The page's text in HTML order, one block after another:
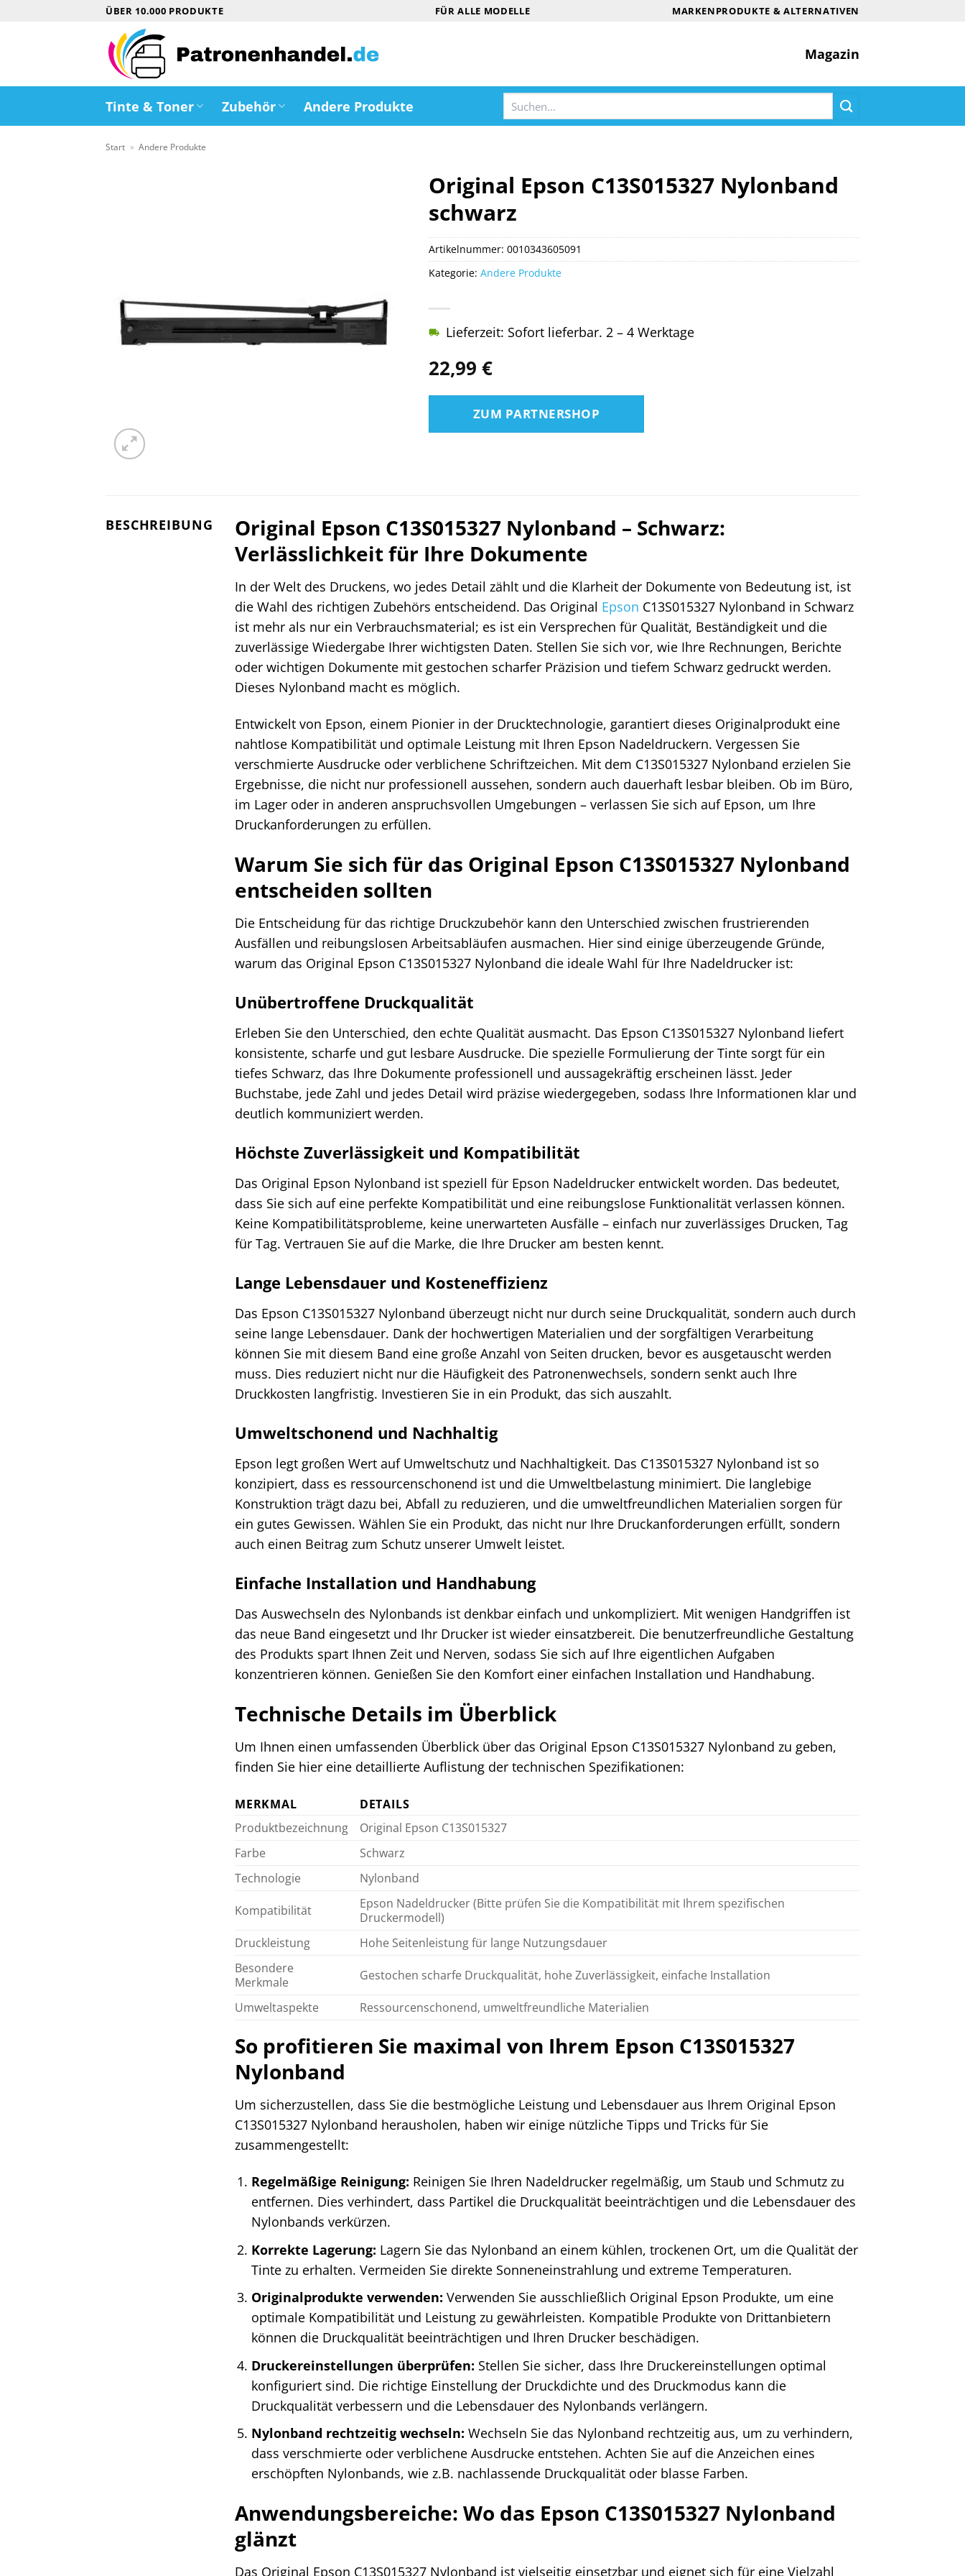
ÜBER 10.000 PRODUKTE FÜR ALLE MODELLE MARKENPRODUKTE & ALTERNATIVEN
Magazin
Tinte & Toner Zubehör Andere Produkte
Suchen
nach:
Start » Andere Produkte
Original Epson C13S015327 Nylonband
schwarz
22,99 €
Lieferzeit: Sofort lieferbar. 2 – 4 Werktage
ZUM PARTNERSHOP
Artikelnummer: 0010343605091
Kategorie: Andere Produkte
BESCHREIBUNG
Original Epson C13S015327 Nylonband – Schwarz:
Verlässlichkeit für Ihre Dokumente
In der Welt des Druckens, wo jedes Detail zählt und die Klarheit der Dokumente von Bedeutung ist, ist
die Wahl des richtigen Zubehörs entscheidend. Das Original Epson C13S015327 Nylonband in Schwarz
ist mehr als nur ein Verbrauchsmaterial; es ist ein Versprechen für Qualität, Beständigkeit und die
zuverlässige Wiedergabe Ihrer wichtigsten Daten. Stellen Sie sich vor, wie Ihre Rechnungen, Berichte
oder wichtigen Dokumente mit gestochen scharfer Präzision und tiefem Schwarz gedruckt werden.
Dieses Nylonband macht es möglich.
Entwickelt von Epson, einem Pionier in der Drucktechnologie, garantiert dieses Originalprodukt eine
nahtlose Kompatibilität und optimale Leistung mit Ihren Epson Nadeldruckern. Vergessen Sie
verschmierte Ausdrucke oder verblichene Schriftzeichen. Mit dem C13S015327 Nylonband erzielen Sie
Ergebnisse, die nicht nur professionell aussehen, sondern auch dauerhaft lesbar bleiben. Ob im Büro,
im Lager oder in anderen anspruchsvollen Umgebungen – verlassen Sie sich auf Epson, um Ihre
Druckanforderungen zu erfüllen.
Warum Sie sich für das Original Epson C13S015327 Nylonband
entscheiden sollten
Die Entscheidung für das richtige Druckzubehör kann den Unterschied zwischen frustrierenden
Ausfällen und reibungslosen Arbeitsabläufen ausmachen. Hier sind einige überzeugende Gründe,
warum das Original Epson C13S015327 Nylonband die ideale Wahl für Ihre Nadeldrucker ist:
Unübertroffene Druckqualität
Erleben Sie den Unterschied, den echte Qualität ausmacht. Das Epson C13S015327 Nylonband liefert
konsistente, scharfe und gut lesbare Ausdrucke. Die spezielle Formulierung der Tinte sorgt für ein
tiefes Schwarz, das Ihre Dokumente professionell und aussagekräftig erscheinen lässt. Jeder
Buchstabe, jede Zahl und jedes Detail wird präzise wiedergegeben, sodass Ihre Informationen klar und
deutlich kommuniziert werden.
Höchste Zuverlässigkeit und Kompatibilität
Das Original Epson Nylonband ist speziell für Epson Nadeldrucker entwickelt worden. Das bedeutet,
dass Sie sich auf eine perfekte Kompatibilität und eine reibungslose Funktionalität verlassen können.
Keine Kompatibilitätsprobleme, keine unerwarteten Ausfälle – einfach nur zuverlässiges Drucken, Tag
für Tag. Vertrauen Sie auf die Marke, die Ihre Drucker am besten kennt.
Lange Lebensdauer und Kosteneffizienz
Das Epson C13S015327 Nylonband überzeugt nicht nur durch seine Druckqualität, sondern auch durch
seine lange Lebensdauer. Dank der hochwertigen Materialien und der sorgfältigen Verarbeitung
können Sie mit diesem Band eine große Anzahl von Seiten drucken, bevor es ausgetauscht werden
muss. Dies reduziert nicht nur die Häufigkeit des Patronenwechsels, sondern senkt auch Ihre
Druckkosten langfristig. Investieren Sie in ein Produkt, das sich auszahlt.
Umweltschonend und Nachhaltig
Epson legt großen Wert auf Umweltschutz und Nachhaltigkeit. Das C13S015327 Nylonband ist so
konzipiert, dass es ressourcenschonend ist und die Umweltbelastung minimiert. Die langlebige
Konstruktion trägt dazu bei, Abfall zu reduzieren, und die umweltfreundlichen Materialien sorgen für
ein gutes Gewissen. Wählen Sie ein Produkt, das nicht nur Ihre Druckanforderungen erfüllt, sondern
auch einen Beitrag zum Schutz unserer Umwelt leistet.
Einfache Installation und Handhabung
Das Auswechseln des Nylonbands ist denkbar einfach und unkompliziert. Mit wenigen Handgriffen ist
das neue Band eingesetzt und Ihr Drucker ist wieder einsatzbereit. Die benutzerfreundliche Gestaltung
des Produkts spart Ihnen Zeit und Nerven, sodass Sie sich auf Ihre eigentlichen Aufgaben
konzentrieren können. Genießen Sie den Komfort einer einfachen Installation und Handhabung.
Technische Details im Überblick
Um Ihnen einen umfassenden Überblick über das Original Epson C13S015327 Nylonband zu geben,
finden Sie hier eine detaillierte Auflistung der technischen Spezifikationen:
MERKMAL
DETAILS
Produktbezeichnung
Original Epson C13S015327
Farbe
Schwarz
Technologie
Nylonband
Kompatibilität
Epson Nadeldrucker (Bitte prüfen Sie die Kompatibilität mit Ihrem spezifischen
Druckermodell)
Druckleistung
Hohe Seitenleistung für lange Nutzungsdauer
Besondere
Merkmale
Gestochen scharfe Druckqualität, hohe Zuverlässigkeit, einfache Installation
Umweltaspekte Ressourcenschonend, umweltfreundliche Materialien
So profitieren Sie maximal von Ihrem Epson C13S015327
Nylonband
Um sicherzustellen, dass Sie die bestmögliche Leistung und Lebensdauer aus Ihrem Original Epson
C13S015327 Nylonband herausholen, haben wir einige nützliche Tipps und Tricks für Sie
zusammengestellt:
Regelmäßige Reinigung: Reinigen Sie Ihren Nadeldrucker regelmäßig, um Staub und Schmutz zu
entfernen. Dies verhindert, dass Partikel die Druckqualität beeinträchtigen und die Lebensdauer des
Nylonbands verkürzen.
Korrekte Lagerung: Lagern Sie das Nylonband an einem kühlen, trockenen Ort, um die Qualität der
Tinte zu erhalten. Vermeiden Sie direkte Sonneneinstrahlung und extreme Temperaturen.
Originalprodukte verwenden: Verwenden Sie ausschließlich Original Epson Produkte, um eine
optimale Kompatibilität und Leistung zu gewährleisten. Kompatible Produkte von Drittanbietern
können die Druckqualität beeinträchtigen und Ihren Drucker beschädigen.
Druckereinstellungen überprüfen: Stellen Sie sicher, dass Ihre Druckereinstellungen optimal
konfiguriert sind. Die richtige Einstellung der Druckdichte und des Druckmodus kann die
Druckqualität verbessern und die Lebensdauer des Nylonbands verlängern.
Nylonband rechtzeitig wechseln: Wechseln Sie das Nylonband rechtzeitig aus, um zu verhindern,
dass verschmierte oder verblichene Ausdrucke entstehen. Achten Sie auf die Anzeichen eines
erschöpften Nylonbands, wie z.B. nachlassende Druckqualität oder blasse Farben.
Anwendungsbereiche: Wo das Epson C13S015327 Nylonband
glänzt
Das Original Epson C13S015327 Nylonband ist vielseitig einsetzbar und eignet sich für eine Vielzahl